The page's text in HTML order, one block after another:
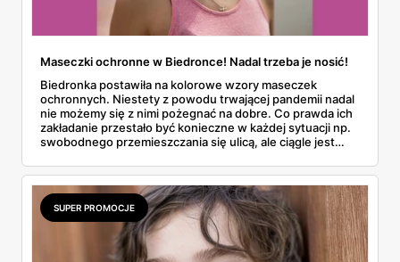
Maseczki ochronne w Biedronce! Nadal trzeba je nosić!
Biedronka postawiła na kolorowe wzory maseczek
ochronnych. Niestety z powodu trwającej pandemii nadal
nie możemy się z nimi pożegnać na dobre. Co prawda ich
zakładanie przestało być konieczne w każdej sytuacji np.
swobodnego przemieszczania się ulicą, ale ciągle jest
SUPER PROMOCJE